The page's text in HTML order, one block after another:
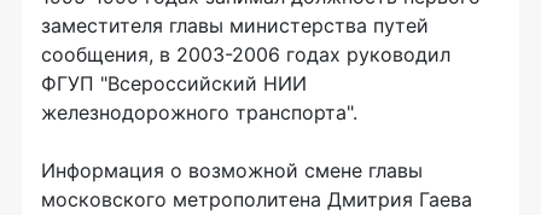
заместителя главы министерства путей
сообщения, в 2003-2006 годах руководил
ФГУП "Всероссийский НИИ
железнодорожного транспорта".
Информация о возможной смене главы
московского метрополитена Дмитрия Гаева